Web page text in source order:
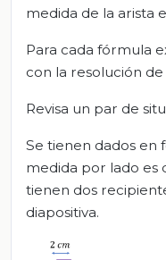
medida de la arista
Para cada fórmula
con la resolución
Revisa un par de
Se tienen dados en
medida por lado es
tienen dos
diapositiva.